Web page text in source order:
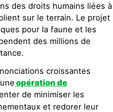
des droits humains liées à
sur le terrain. Le projet
pour la faune et les
des millions de
croissantes
opération de
de minimiser les
et redorer leur